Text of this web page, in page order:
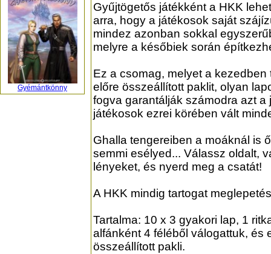
Gyémántkönny
Gyűjtögetős játékként a HKK
arra, hogy a játékosok saját
mindez azonban sokkal
melyre a későbiek során
Ez a csomag, melyet a
előre összeállított paklit, olyan
fogva garantálják számodra azt
játékosok ezrei körében vált
Ghalla tengereiben a moáknál is
semmi esélyed... Válassz oldalt,
lényeket, és nyerd meg a csatát!
A HKK mindig tartogat
Tartalma: 10 x 3 gyakori lap, 1
alfánként 4 féléből válogattuk, és
összeállított pakli.